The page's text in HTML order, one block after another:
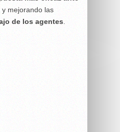
y mejorando las
de los agentes